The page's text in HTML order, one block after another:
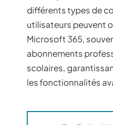
différents types de
utilisateurs peuvent
Microsoft 365,
abonnements
scolaires,
les fonctionnalités